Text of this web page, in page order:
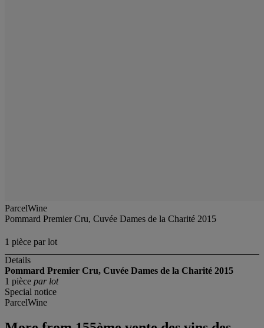
ParcelWine
Pommard Premier Cru, Cuvée Dames de la Charité 2015
1 pièce par lot
Details
Pommard Premier Cru, Cuvée Dames de la Charité 2015
1 pièce par lot
Special notice
ParcelWine